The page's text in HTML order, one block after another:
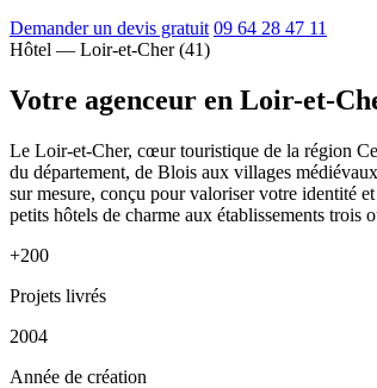
Demander un devis gratuit 09 64 28 47 11
Hôtel — Loir-et-Cher (41)
Votre agenceur en Loir-et-
Le Loir-et-Cher, cœur touristique de la région
du département, de Blois aux villages
sur mesure, conçu pour valoriser votre identité
petits hôtels de charme aux établissements trois
+200
Projets livrés
2004
Année de création